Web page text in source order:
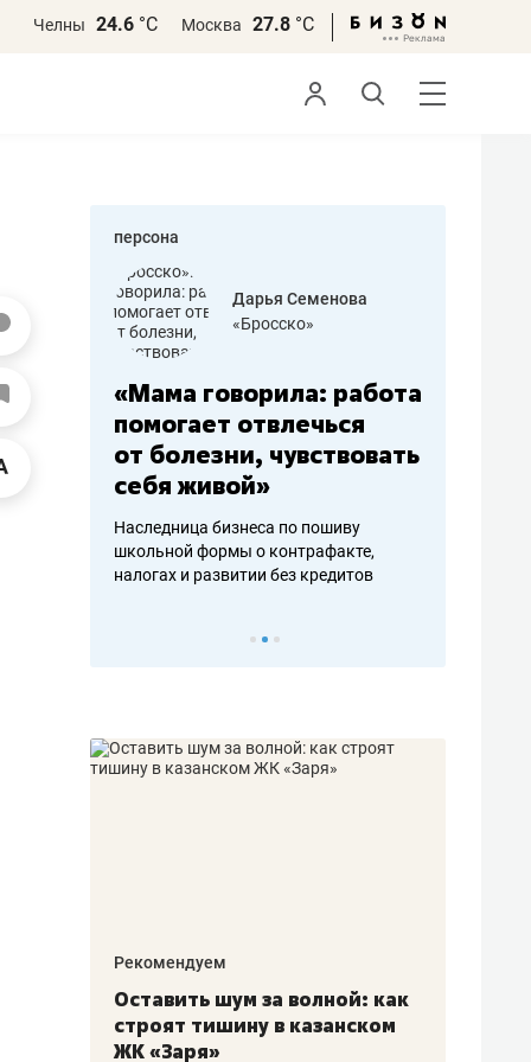
Челны 24.6 °С Москва 27.8 °С
персона
Дарья Семенова
«Бросско»
«Мама говорила: работа
помогает отвлечься
от болезни, чувствовать
себя живой»
Наследница бизнеса по пошиву
школьной формы о контрафакте,
налогах и развитии без кредитов
Рекомендуем
Оставить шум за волной: как
строят тишину в казанском
ЖК «Заря»